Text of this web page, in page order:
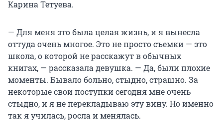
Карина Тетуева.
— Для меня это была целая жизнь, и я вынесла
оттуда очень многое. Это не просто съемки — это
школа, о которой не расскажут в обычных
книгах, — рассказала девушка. — Да, были плохие
моменты. Бывало больно, стыдно, страшно. За
некоторые свои поступки сегодня мне очень
стыдно, и я не перекладываю эту вину. Но именно
так я училась, росла и менялась.